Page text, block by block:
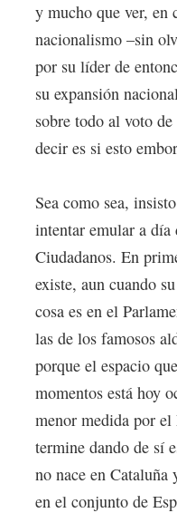
y mucho que ver, en
nacionalismo –sin
por su líder de
su expansión
sobre todo al voto
decir es si esto
Sea como sea,
intentar emular a
Ciudadanos. En
existe, aun cuando
cosa es en el
las de los famosos
porque el espacio
momentos está hoy
menor medida por
termine dando de sí
no nace en
en el conjunto de